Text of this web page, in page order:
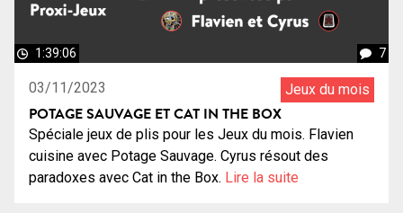
1:39:06 7
03/11/2023 Jeux du mois
POTAGE SAUVAGE ET CAT IN THE BOX
Spéciale jeux de plis pour les Jeux du mois. Flavien
cuisine avec Potage Sauvage. Cyrus résout des
paradoxes avec Cat in the Box. Lire la suite